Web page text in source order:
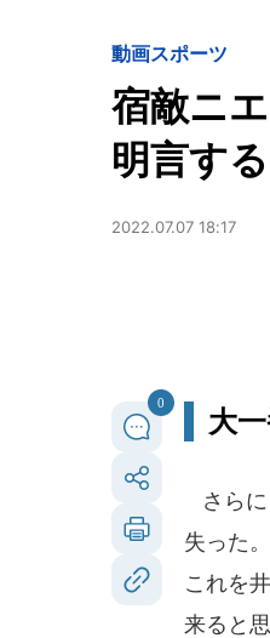
動画スポーツ
宿敵ニ
明言す
2022.07.07 18:17
0
大
さらに
失った
これを
来ると